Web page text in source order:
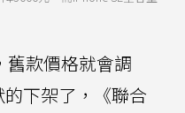
舊款價格就會調
下架了，《聯合